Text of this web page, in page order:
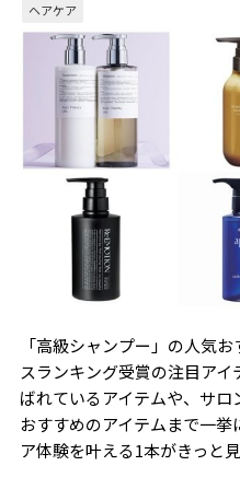
ヘアケア
「高級シャンプー」の人気
スランキング受賞の注目ア
ばれているアイテムや、サ
おすすめのアイテムまで一
ア体験を叶える1本がきっと